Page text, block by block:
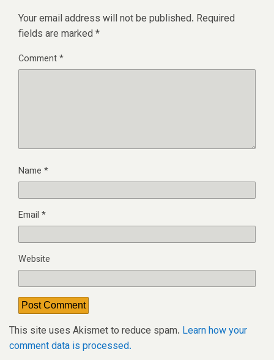
Your email address will not be published. Required
fields are marked *
Comment*
Name *
Email *
Website
This site uses Akismet to reduce spam. Learn how your
comment data is processed.